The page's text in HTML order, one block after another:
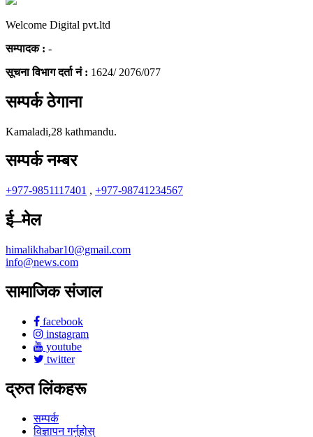
Welcome Digital pvt.ltd
सम्पादक : -
सूचना विभाग दर्ता नं : 1624/ 2076/077
सम्पर्क ठेगाना
Kamaladi,28 kathmandu.
सम्पर्क नम्बर
+977-9851117401 , +977-98741234567
ई–मेल
himalikhabar10@gmail.com
info@news.com
सामाजिक संजाल
facebook
instagram
youtube
twitter
द्रुत लिंकहरू
सम्पर्क
विज्ञापन गर्नुहोस्